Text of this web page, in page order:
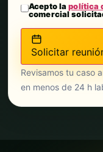
Acepto lapolítica
comercial
Solicitar
Revisamos tu caso
en menos de 24 h